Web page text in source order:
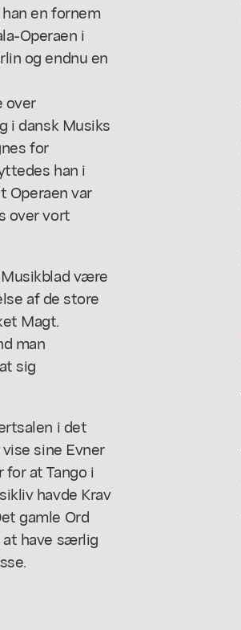
en fornem
Operaen i
og endnu en
over
i dansk Musiks
for
han i
Operaen var
over vort
være
af de store
Magt.
man
sig
i det
sine Evner
at Tango i
havde Krav
gamle Ord
at have særlig